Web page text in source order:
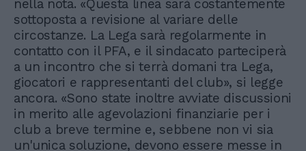
nella nota. «Questa linea sarà costantemente
sottoposta a revisione al variare delle
circostanze. La Lega sarà regolarmente in
contatto con il PFA, e il sindacato parteciperà
a un incontro che si terrà domani tra Lega,
giocatori e rappresentanti del club», si legge
ancora. «Sono state inoltre avviate discussioni
in merito alle agevolazioni finanziarie per i
club a breve termine e, sebbene non vi sia
un'unica soluzione, devono essere messe in